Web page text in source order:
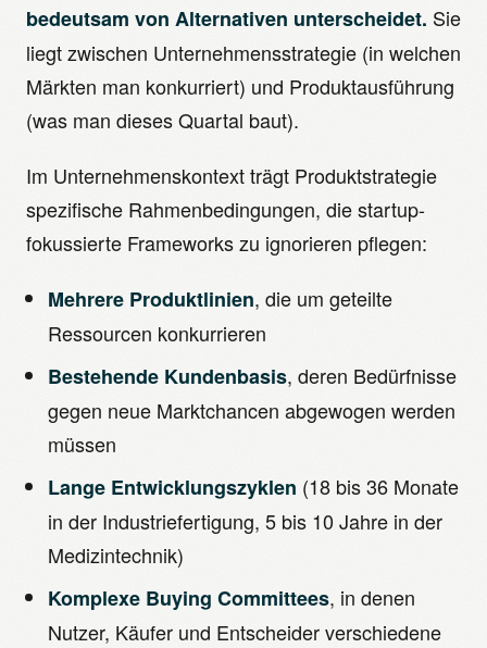
bedeutsam von Alternativen unterscheidet. Sie
liegt zwischen Unternehmensstrategie (in welchen
Märkten man konkurriert) und Produktausführung
(was man dieses Quartal baut).
Im Unternehmenskontext trägt Produktstrategie
spezifische Rahmenbedingungen, die startup-
fokussierte Frameworks zu ignorieren pflegen:
Mehrere Produktlinien, die um geteilte
Ressourcen konkurrieren
Bestehende Kundenbasis, deren Bedürfnisse
gegen neue Marktchancen abgewogen werden
müssen
Lange Entwicklungszyklen (18 bis 36 Monate
in der Industriefertigung, 5 bis 10 Jahre in der
Medizintechnik)
Komplexe Buying Committees, in denen
Nutzer, Käufer und Entscheider verschiedene